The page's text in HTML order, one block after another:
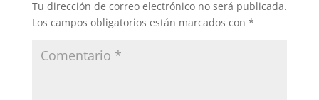
Tu dirección de correo electrónico no será publicada.
Los campos obligatorios están marcados con *